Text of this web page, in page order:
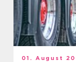
01. August